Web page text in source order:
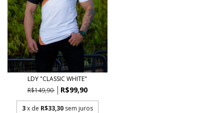
LDY "CLASSIC WHITE"
R$149,90
R$99,90
3 x de R$33,30 sem juros